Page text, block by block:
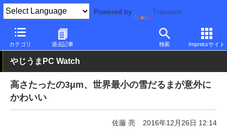
Powered by Translate
カテゴリ 過去記事 検索 Impressサイト
PC Watch 市場 技術
やじうまPC Watch
高さたったの3μm、世界最小の雪だるまが意外に
かわいい
佐藤 亮 2016年12月26日 12:14